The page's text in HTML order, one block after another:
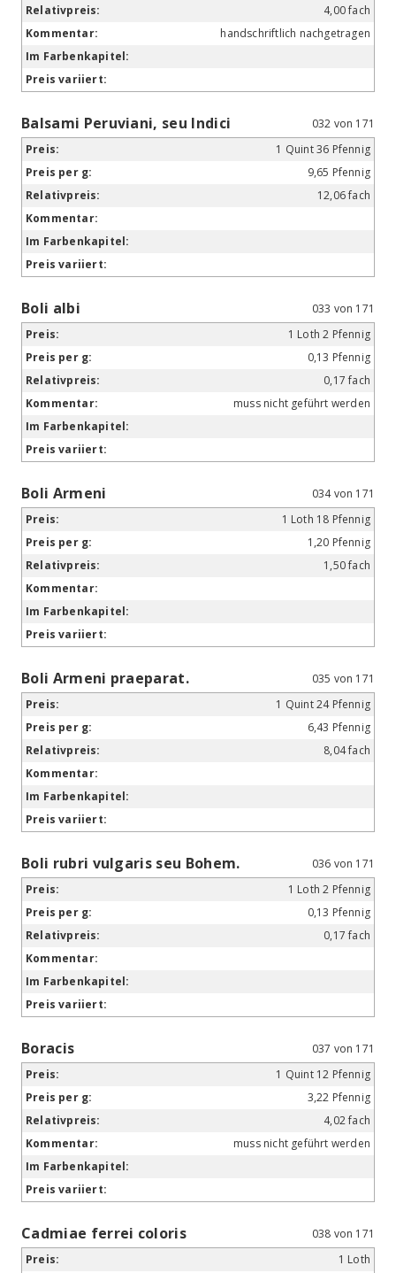
4,00 fach
handschriftlich nachgetragen
Balsami Peruviani, seu Indici
032 von 171
1 Quint 36 Pfennig
9,65 Pfennig
12,06 fach
Boli albi
033 von 171
1 Loth 2 Pfennig
0,13 Pfennig
0,17 fach
muss nicht geführt werden
Boli Armeni
034 von 171
1 Loth 18 Pfennig
1,20 Pfennig
1,50 fach
Boli Armeni praeparat.
035 von 171
1 Quint 24 Pfennig
6,43 Pfennig
8,04 fach
Boli rubri vulgaris seu Bohem.
036 von 171
1 Loth 2 Pfennig
0,13 Pfennig
0,17 fach
Boracis
037 von 171
1 Quint 12 Pfennig
3,22 Pfennig
4,02 fach
muss nicht geführt werden
Cadmiae ferrei coloris
038 von 171
1 Loth